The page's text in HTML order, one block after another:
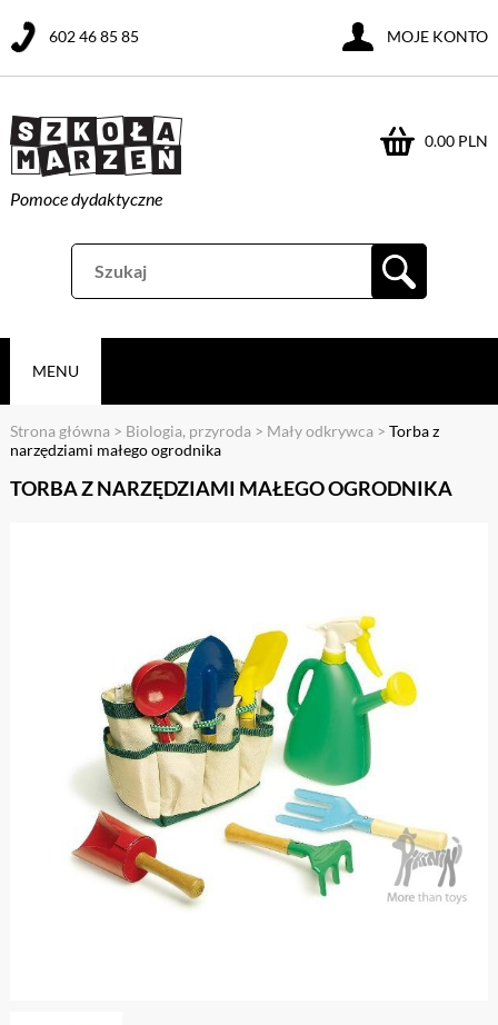
Pomoce dydaktyczne
0.00 PLN
602 46 85 85 MOJE KONTO
MENU
Strona główna > Biologia, przyroda > Mały odkrywca > Torba z
narzędziami małego ogrodnika
TORBA Z NARZĘDZIAMI MAŁEGO OGRODNIKA